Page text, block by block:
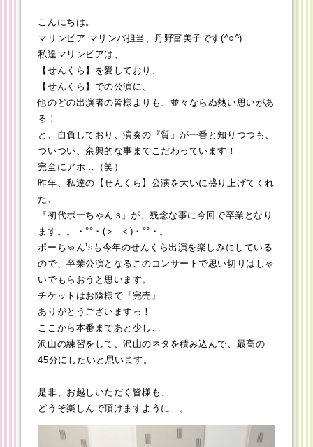
こんにちは。
マリンピア マリンバ担当、丹野富美子です(^○^)
私達マリンピアは、
【せんくら】を愛しており、
【せんくら】での公演に、
他のどの出演者の皆様よりも、並々ならぬ熱い思いがあ
る！
と、自負しており、演奏の『質』が一番と知りつつも、
ついつい、余興的な事までこだわっています！
完全にアホ…（笑）
昨年、私達の【せんくら】公演を大いに盛り上げてくれ
た、
『初代ポーちゃん’s』が、残念な事に今回で卒業となり
ます。。・°°・(＞_＜)・°°・。
ポーちゃん’sも今年のせんくら出演を楽しみにしている
ので、卒業公演となるこのコンサートで思い切りはしゃ
いでもらおうと思います。
チケットはお陰様で『完売』
ありがとうございますっ！
ここから本番まであと少し…
沢山の練習をして、沢山のネタを積み込んで、最高の
45分にしたいと思います。
是非、お越しいただく皆様も、
どうぞ楽しんで頂けますように…。